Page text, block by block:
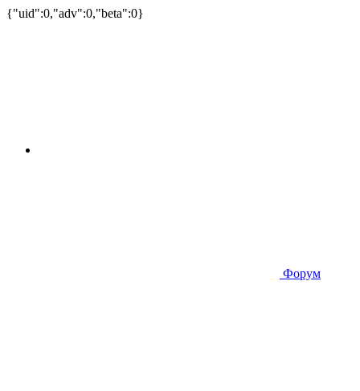
{"uid":0,"adv":0,"beta":0}
Форум